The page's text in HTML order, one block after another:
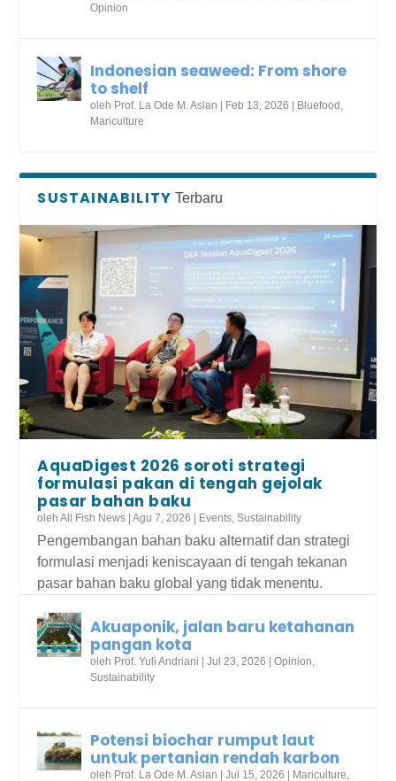
Opinion
Indonesian seaweed: From shore
to shelf
oleh Prof. La Ode M. Aslan Feb 13, 2026 Bluefood ,
Mariculture
SUSTAINABILITY Terbaru
AquaDigest 2026 soroti strategi
formulasi pakan di tengah gejolak
pasar bahan baku
olehAll Fish News |Agu 7, 2026 | Events,Sustainability
Pengembangan bahan baku alternatif dan strategi
formulasi menjadi keniscayaan di tengah tekanan
pasar bahan baku global yang tidak menentu.
Akuaponik, jalan baru ketahanan
pangan kota
oleh Prof. Yuli Andriani |Jul 23, 2026 |Opinion,
Sustainability
Potensi biochar rumput laut
untuk pertanian rendah karbon
oleh Prof. La Ode M. Aslan |Jul 15, 2026 | Mariculture,